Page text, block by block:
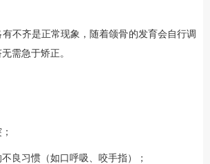
有不齐是正常现象，随着颌骨的发育会自行调
需急于矫正。
良习惯（如口呼吸、咬手指）；